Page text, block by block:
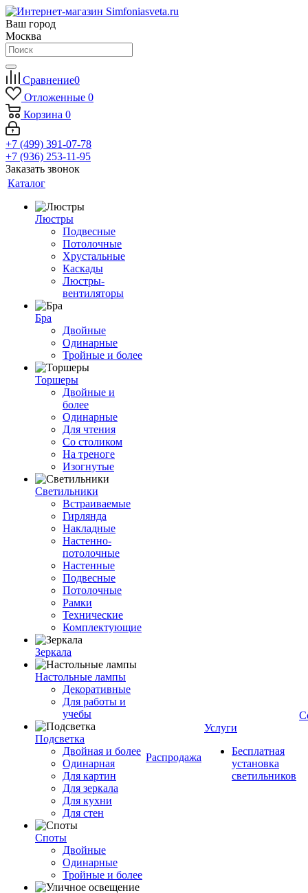
Ваш город
Москва
Сравнение0
Отложенные 0
Корзина 0
+7 (499) 391-07-78
+7 (936) 253-11-95
Заказать звонок
Каталог
Люстры
Подвесные
Потолочные
Хрустальные
Каскады
Люстры-
вентиляторы
Бра
Двойные
Одинарные
Тройные и более
Торшеры
Двойные и
более
Одинарные
Для чтения
Со столиком
На треноге
Изогнутые
Светильники
Встраиваемые
Гирлянда
Накладные
Настенно-
потолочные
Настенные
Подвесные
Потолочные
Рамки
Технические
Комплектующие
Зеркала
Настольные лампы
Декоративные
Для работы и
учебы
Подсветка
Двойная и более
Одинарная
Для картин
Для зеркала
Для кухни
Для стен
Споты
Двойные
Одинарные
Тройные и более
Распродажа
Услуги
Бесплатная
установка
светильников